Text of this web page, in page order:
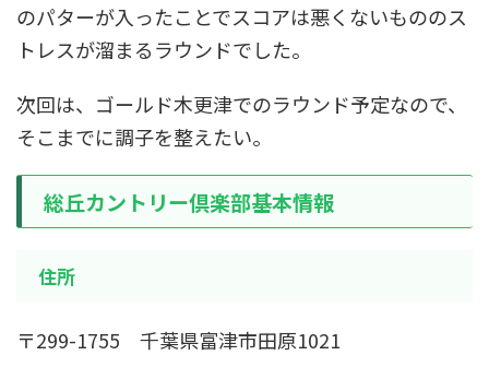
のパターが入ったことでスコアは悪くないもののス
トレスが溜まるラウンドでした。
次回は、ゴールド木更津でのラウンド予定なので、
そこまでに調子を整えたい。
総丘カントリー倶楽部基本情報
住所
〒299-1755 千葉県富津市田原1021